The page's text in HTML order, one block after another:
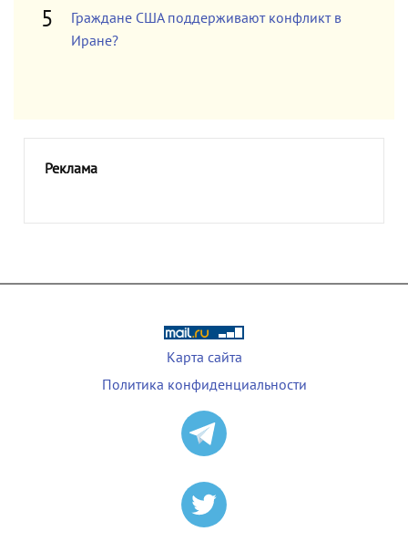
Граждане США поддерживают конфликт в
Иране?
Реклама
Карта сайта
Политика конфиденциальности